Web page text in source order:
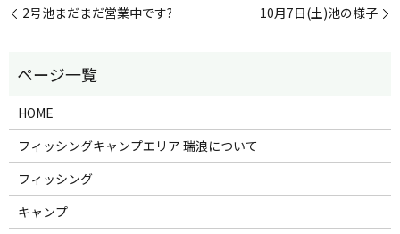
2号池まだまだ営業中です? 10月7日(土)池の様子
HOME
フィッシングキャンプエリア 瑞浪について
フィッシング
キャンプ